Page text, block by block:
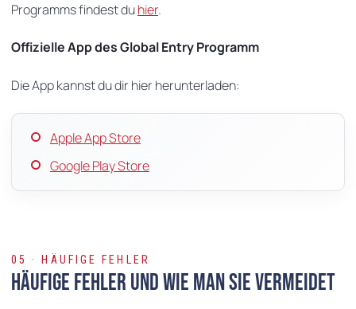
Programms findest duhier.
Offizielle App des Global Entry Programm
Die App kannst du dir hier herunterladen:
Apple App Store
Google Play Store
05 · HÄUFIGE FEHLER
Häufige Fehler und wie man sie vermeidet